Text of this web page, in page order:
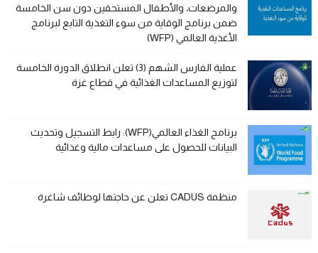
والمرضعات، والأطفال المستحقين دون سن الخامسة
ضمن برنامج الوقاية من سوء التغذية التابع لبرنامج
الأغذية العالمي (WFP)
عملية الفارس الشهم (3) تعلن انطلاق الدورة الخامسة
لتوزيع المساعدات الغذائية في قطاع غزة
برنامج الغذاء العالمي(WFP): رابط التسجيل وتحديث
البيانات للحصول على مساعدات مالية وغذائية
منظمة CADUS تعلن عن حاجتها لوظائف شاغرة